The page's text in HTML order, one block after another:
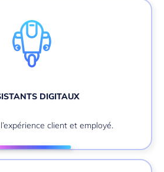
DIGITAUX
client et employé.